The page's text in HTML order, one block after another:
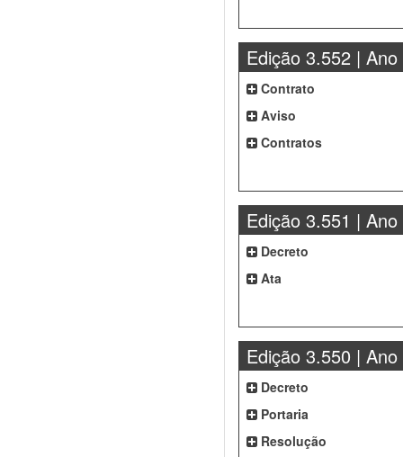
Edição 3.552 | Ano
Contrato
Aviso
Contratos
Edição 3.551 | Ano
Decreto
Ata
Edição 3.550 | Ano
Decreto
Portaria
Resolução